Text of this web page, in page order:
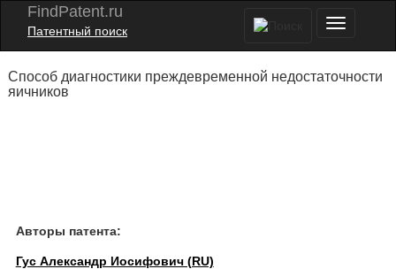
FindPatent.ru
Патентный поиск
Способ диагностики преждевременной недостаточности
яичников
Авторы патента:
Гус Александр Иосифович (RU)